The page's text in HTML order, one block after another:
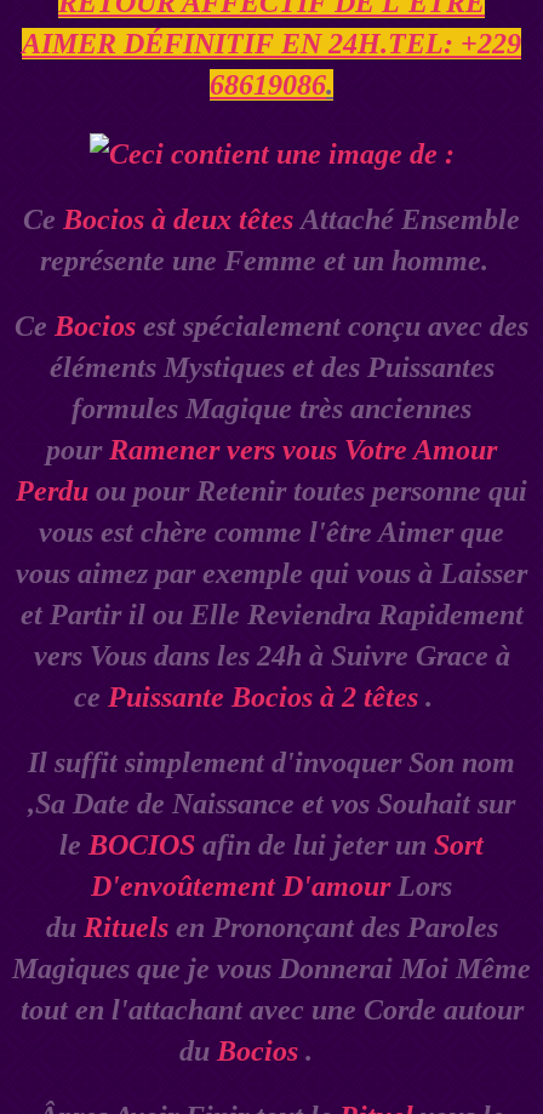
AIMER DÉFINITIF EN 24H.TEL: +229
68619086.
Ce Bocios à deux têtes Attaché Ensemble
représente une Femme et un homme.
Ce Bocios est spécialement conçu avec des
éléments Mystiques et des Puissantes
formules Magique très anciennes
pour Ramener vers vous Votre Amour
Perdu ou pour Retenir toutes personne qui
vous est chère comme l'être Aimer que
vous aimez par exemple qui vous à Laisser
et Partir il ou Elle Reviendra Rapidement
vers Vous dans les 24h à Suivre Grace à
ce Puissante Bocios à 2 têtes .
Il suffit simplement d'invoquer Son nom
,Sa Date de Naissance et vos Souhait sur
le BOCIOS afin de lui jeter un Sort
D'envoûtement D'amourLors
du Rituelsen Prononçant des Paroles
Magiques que je vous Donnerai Moi Même
tout en l'attachant avec une Corde autour
du Bocios .